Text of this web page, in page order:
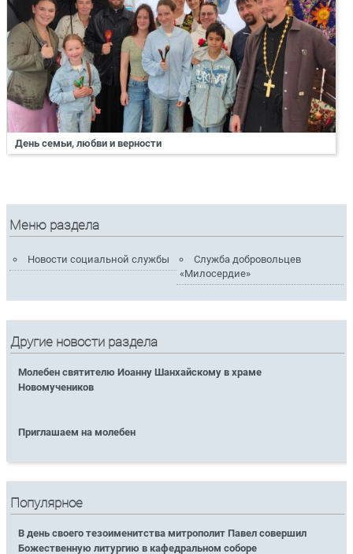
День семьи, любви и верности
Меню раздела
Новости социальной службы
Служба добровольцев
«Милосердие»
Другие новости раздела
Молебен святителю Иоанну Шанхайскому в храме
Новомучеников
Приглашаем на молебен
Популярное
В день своего тезоименитства митрополит Павел совершил
Божественную литургию в кафедральном соборе